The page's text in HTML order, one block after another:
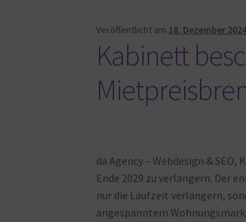
Veröffentlicht am 18. Dezember
Kabinett
da Agency – Webdesign &
Ende 2029 zu verlängern. Der
nur die Laufzeit verlängern,
angespanntem